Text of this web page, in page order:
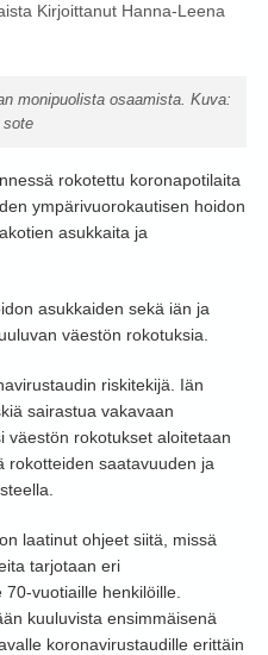
Kirjoittanut Hanna-Leena
monipuolista osaamista. Kuva:
sote
rokotettu koronapotilaita
ympärivuorokautisen hoidon
asukkaita ja
asukkaiden sekä iän ja
väestön rokotuksia.
riskitekijä. Iän
sairastua vakavaan
väestön rokotukset aloitetaan
rokotteiden saatavuuden ja
laatinut ohjeet siitä, missä
tarjotaan eri
vuotiaille henkilöille.
kuuluvista ensimmäisenä
koronavirustaudille erittäin